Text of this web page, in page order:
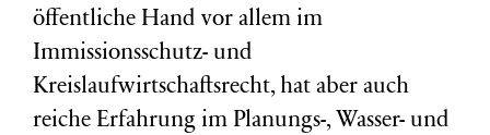
öffentliche Hand vor allem im
Immissionsschutz- und
Kreislaufwirtschaftsrecht, hat aber auch
reiche Erfahrung im Planungs-, Wasser- und